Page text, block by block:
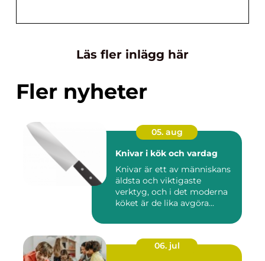
Läs fler inlägg här
Fler nyheter
05. aug
Knivar i kök och vardag
Knivar är ett av människans
äldsta och viktigaste
verktyg, och i det moderna
köket är de lika avgöra...
06. jul